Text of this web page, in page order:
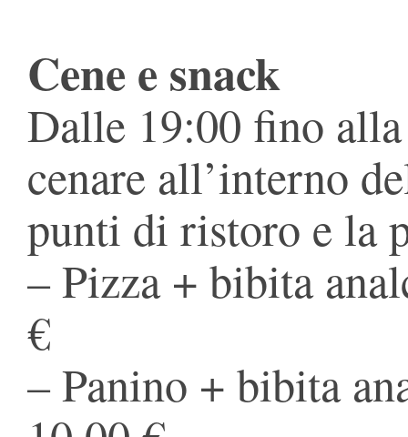
Cene e snack
Dalle 19:00 fino
cenare all’interno
punti di ristoro e la
– Pizza + bibita
€
– Panino + bibita